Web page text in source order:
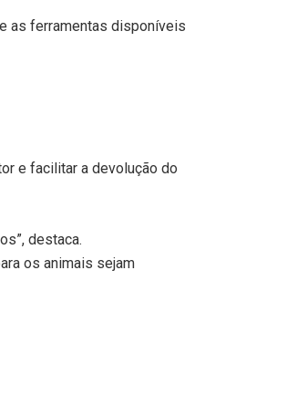
as ferramentas disponíveis
e facilitar a devolução do
destaca.
os animais sejam